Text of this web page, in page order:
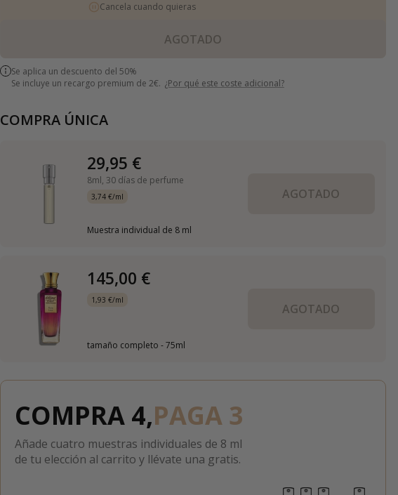
Cancela cuando quieras
AGOTADO
Se aplica un descuento del 50%
Se incluye un recargo premium de 2€. ¿Por qué este coste adicional?
COMPRA ÚNICA
29,95 €
8ml, 30 días de perfume
3,74 €/ml
Muestra individual de 8 ml
AGOTADO
145,00 €
1,93 €/ml
tamaño completo - 75ml
AGOTADO
COMPRA 4,PAGA 3
Añade cuatro muestras individuales de 8 ml
de tu elección al carrito y llévate una gratis.